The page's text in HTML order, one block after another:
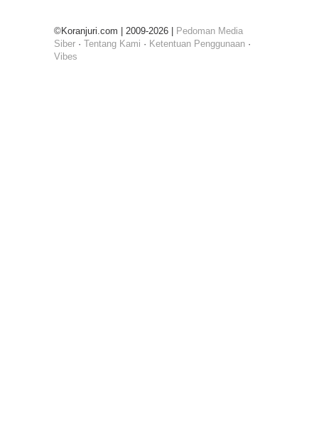
©Koranjuri.com | 2009-2026 |
Pedoman Media
Siber ·Tentang Kami · Ketentuan Penggunaan ·
Vibes